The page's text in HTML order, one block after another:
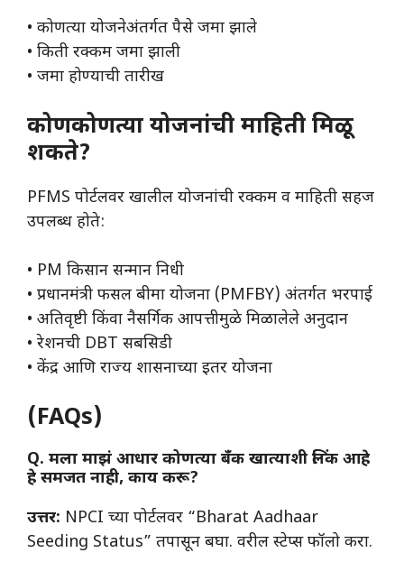
• कोणत्या योजनेअंतर्गत पैसे जमा झाले
• किती रक्कम जमा झाली
• जमा होण्याची तारीख
कोणकोणत्या योजनांची माहिती मिळू
शकते?
PFMS पोर्टलवर खालील योजनांची रक्कम व माहिती सहज
उपलब्ध होते:
• PM किसान सन्मान निधी
• प्रधानमंत्री फसल बीमा योजना (PMFBY) अंतर्गत भरपाई
• अतिवृष्टी किंवा नैसर्गिक आपत्तीमुळे मिळालेले अनुदान
• रेशनची DBT सबसिडी
• केंद्र आणि राज्य शासनाच्या इतर योजना
(FAQs)
Q. मला माझं आधार कोणत्या बँक खात्याशी लिंक आहे
हे समजत नाही, काय करू?
उत्तर: NPCI च्या पोर्टलवर “Bharat Aadhaar
Seeding Status” तपासून बघा. वरील स्टेप्स फॉलो करा.